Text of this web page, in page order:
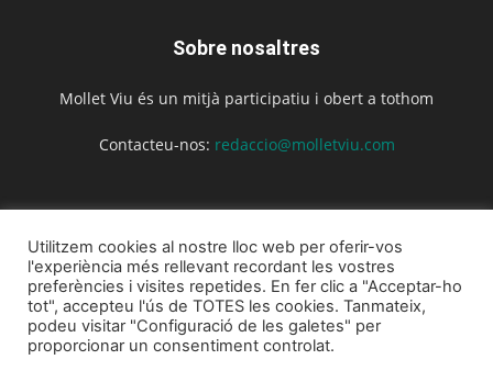
Sobre nosaltres
Mollet Viu és un mitjà participatiu i obert a tothom
Contacteu-nos: redaccio@molletviu.com
Utilitzem cookies al nostre lloc web per oferir-vos
l'experiència més rellevant recordant les vostres
preferències i visites repetides. En fer clic a "Acceptar-ho
tot", accepteu l'ús de TOTES les cookies. Tanmateix,
podeu visitar "Configuració de les galetes" per
proporcionar un consentiment controlat.